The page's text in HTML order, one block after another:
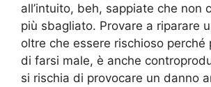
all’intuito, beh, sappiate che non
più sbagliato. Provare a riparare
oltre che essere rischioso perché
di farsi male, è anche
si rischia di provocare un danno